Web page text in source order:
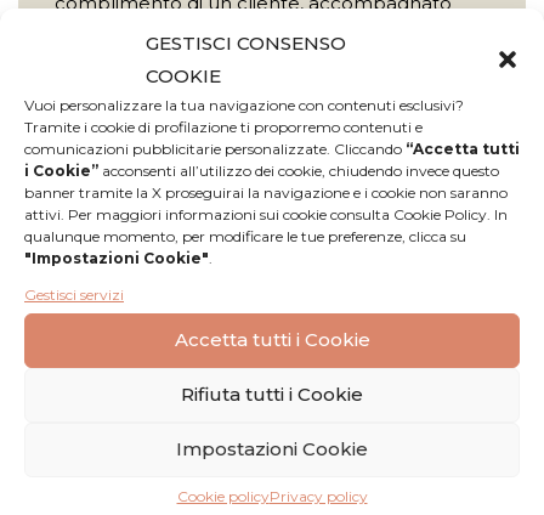
GESTISCI CONSENSO
COOKIE
Vuoi personalizzare la tua navigazione con contenuti esclusivi?
Tramite i cookie di profilazione ti proporremo contenuti e
comunicazioni pubblicitarie personalizzate. Cliccando “Accetta tutti
i Cookie” acconsenti all’utilizzo dei cookie, chiudendo invece questo
banner tramite la X proseguirai la navigazione e i cookie non saranno
attivi. Per maggiori informazioni sui cookie consulta Cookie Policy. In
qualunque momento, per modificare le tue preferenze, clicca su
"Impostazioni Cookie"
Gestisci servizi
Accetta tutti i Cookie
Rifiuta tutti i Cookie
Impostazioni Cookie
Cookie policyPrivacy policy
dalla domanda “Posso comprarne un po’ da
del Cadore e metterla in commercio sott’olio
in vasetti di vari formati.
Scopri di più
Recensioni